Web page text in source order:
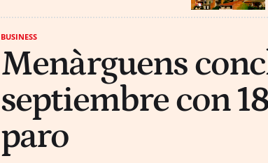
BUSINESS
Menàrguens
septiembre con
paro